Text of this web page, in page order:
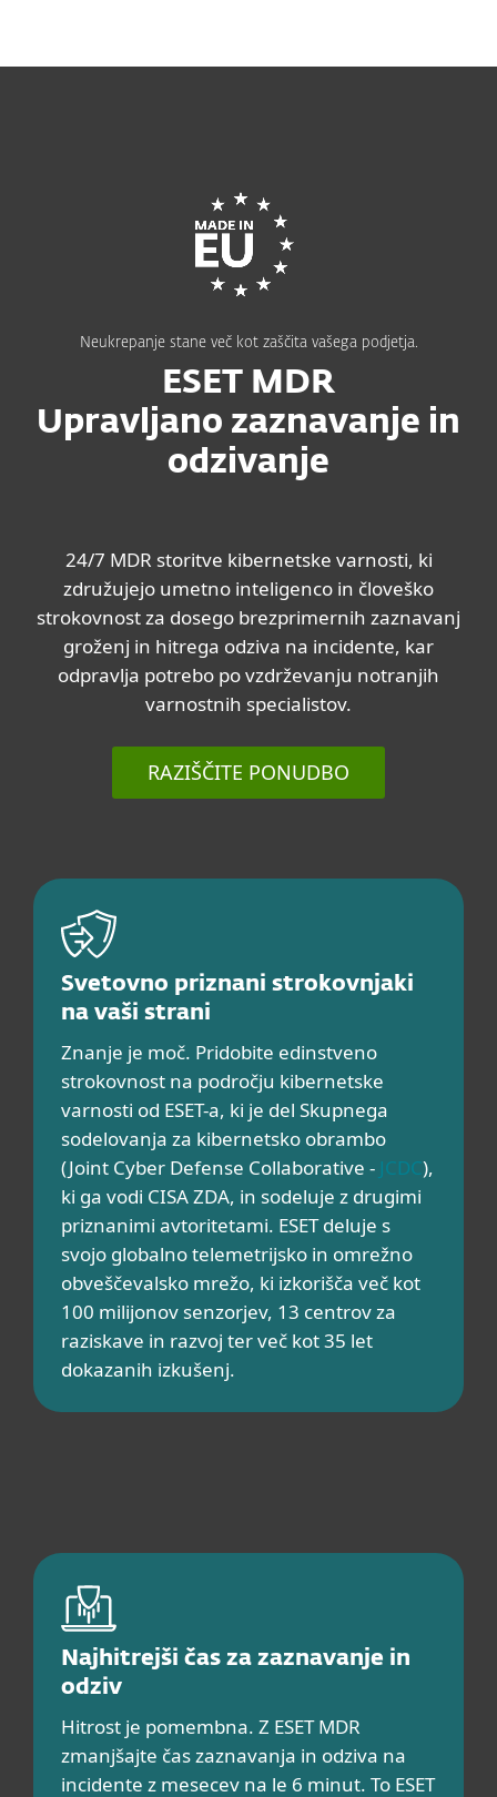
Neukrepanje stane več kot zaščita vašega podjetja.
ESET MDR
Upravljano zaznavanje in
odzivanje
24/7 MDR storitve kibernetske varnosti, ki
združujejo umetno inteligenco in človeško
strokovnost za dosego brezprimernih zaznavanj
groženj in hitrega odziva na incidente, kar
odpravlja potrebo po vzdrževanju notranjih
varnostnih specialistov.
RAZIŠČITE PONUDBO
Svetovno priznani strokovnjaki
na vaši strani
Znanje je moč. Pridobite edinstveno
strokovnost na področju kibernetske
varnosti od ESET-a, ki je del Skupnega
sodelovanja za kibernetsko obrambo
(Joint Cyber Defense Collaborative - JCDC),
ki ga vodi CISA ZDA, in sodeluje z drugimi
priznanimi avtoritetami. ESET deluje s
svojo globalno telemetrijsko in omrežno
obveščevalsko mrežo, ki izkorišča več kot
100 milijonov senzorjev, 13 centrov za
raziskave in razvoj ter več kot 35 let
dokazanih izkušenj.
Najhitrejši čas za zaznavanje in
odziv
Hitrost je pomembna. Z ESET MDR
zmanjšajte čas zaznavanja in odziva na
incidente z mesecev na le 6 minut. To ESET